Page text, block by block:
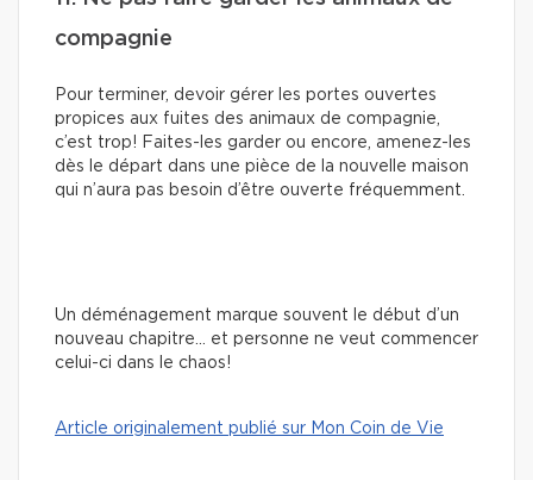
compagnie
Pour terminer, devoir gérer les portes ouvertes
propices aux fuites des animaux de compagnie,
c’est trop! Faites-les garder ou encore, amenez-les
dès le départ dans une pièce de la nouvelle maison
qui n’aura pas besoin d’être ouverte fréquemment.
Un déménagement marque souvent le début d’un
nouveau chapitre… et personne ne veut commencer
celui-ci dans le chaos!
Article originalement publié sur Mon Coin de Vie